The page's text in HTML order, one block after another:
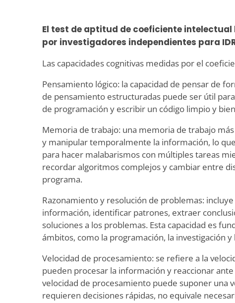
El test de aptitud de coeficiente
por investigadores independientes para
Las capacidades cognitivas medidas por el
Pensamiento lógico: la capacidad de pensar de
de pensamiento estructuradas puede ser útil
de programación y escribir un código limpio y
Memoria de trabajo: una memoria de trabajo
y manipular temporalmente la información, lo
para hacer malabarismos con múltiples tareas
recordar algoritmos complejos y cambiar entre
programa.
Razonamiento y resolución de problemas:
información, identificar patrones, extraer
soluciones a los problemas. Esta capacidad es
ámbitos, como la programación, la investigación y
Velocidad de procesamiento: se refiere a la
pueden procesar la información y reaccionar
velocidad de procesamiento puede suponer una
requieren decisiones rápidas, no equivale